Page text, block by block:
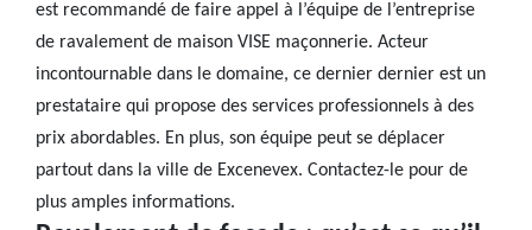
est recommandé de faire appel à l’équipe de l’entreprise
de ravalement de maison VISE maçonnerie. Acteur
incontournable dans le domaine, ce dernier dernier est un
prestataire qui propose des services professionnels à des
prix abordables. En plus, son équipe peut se déplacer
partout dans la ville de Excenevex. Contactez-le pour de
plus amples informations.